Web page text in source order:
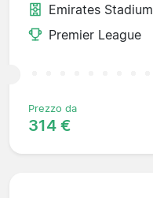
Emirates Stadium
Premier League
Prezzo da
314 €